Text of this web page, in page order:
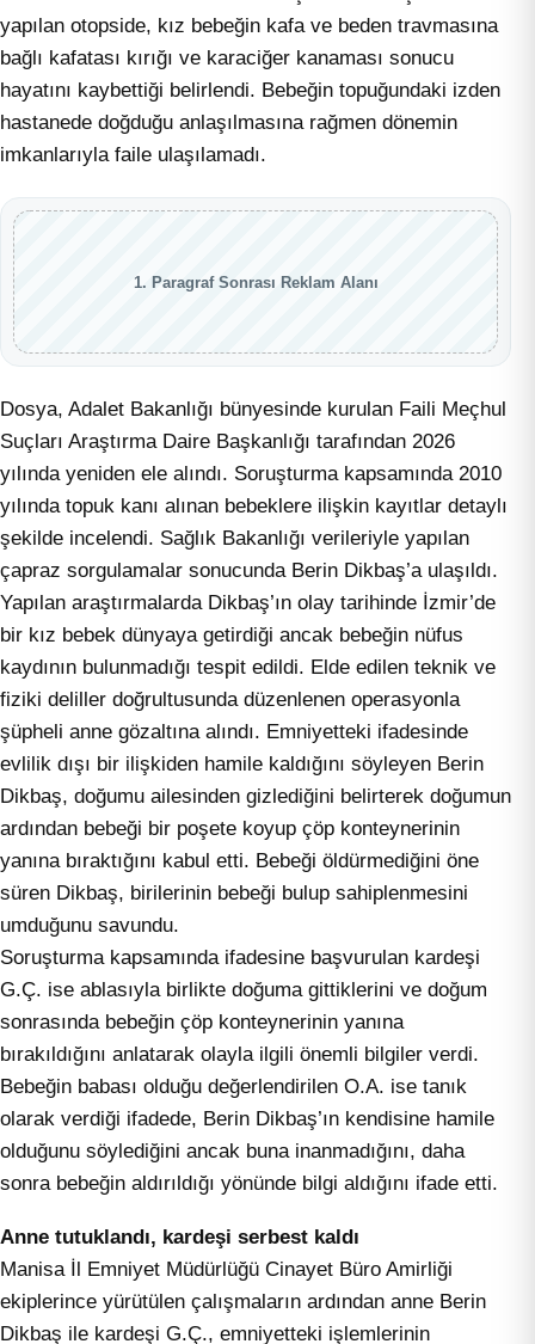
yapılan otopside, kız bebeğin kafa ve beden travmasına
bağlı kafatası kırığı ve karaciğer kanaması sonucu
hayatını kaybettiği belirlendi. Bebeğin topuğundaki izden
hastanede doğduğu anlaşılmasına rağmen dönemin
imkanlarıyla faile ulaşılamadı.
1. Paragraf Sonrası Reklam Alanı
Dosya, Adalet Bakanlığı bünyesinde kurulan Faili Meçhul
Suçları Araştırma Daire Başkanlığı tarafından 2026
yılında yeniden ele alındı. Soruşturma kapsamında 2010
yılında topuk kanı alınan bebeklere ilişkin kayıtlar detaylı
şekilde incelendi. Sağlık Bakanlığı verileriyle yapılan
çapraz sorgulamalar sonucunda Berin Dikbaş’a ulaşıldı.
Yapılan araştırmalarda Dikbaş’ın olay tarihinde İzmir’de
bir kız bebek dünyaya getirdiği ancak bebeğin nüfus
kaydının bulunmadığı tespit edildi. Elde edilen teknik ve
fiziki deliller doğrultusunda düzenlenen operasyonla
şüpheli anne gözaltına alındı. Emniyetteki ifadesinde
evlilik dışı bir ilişkiden hamile kaldığını söyleyen Berin
Dikbaş, doğumu ailesinden gizlediğini belirterek doğumun
ardından bebeği bir poşete koyup çöp konteynerinin
yanına bıraktığını kabul etti. Bebeği öldürmediğini öne
süren Dikbaş, birilerinin bebeği bulup sahiplenmesini
umduğunu savundu.
Soruşturma kapsamında ifadesine başvurulan kardeşi
G.Ç. ise ablasıyla birlikte doğuma gittiklerini ve doğum
sonrasında bebeğin çöp konteynerinin yanına
bırakıldığını anlatarak olayla ilgili önemli bilgiler verdi.
Bebeğin babası olduğu değerlendirilen O.A. ise tanık
olarak verdiği ifadede, Berin Dikbaş’ın kendisine hamile
olduğunu söylediğini ancak buna inanmadığını, daha
sonra bebeğin aldırıldığı yönünde bilgi aldığını ifade etti.
Anne tutuklandı, kardeşi serbest kaldı
Manisa İl Emniyet Müdürlüğü Cinayet Büro Amirliği
ekiplerince yürütülen çalışmaların ardından anne Berin
Dikbaş ile kardeşi G.Ç., emniyetteki işlemlerinin